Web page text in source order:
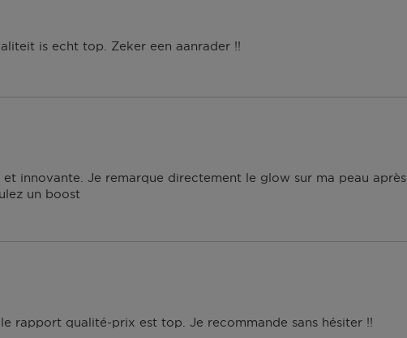
is echt top. Zeker een aanrader !!
innovante. Je remarque directement le glow sur ma peau après
un boost
rapport qualité-prix est top. Je recommande sans hésiter !!